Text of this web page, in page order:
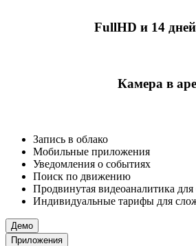
FullHD и 14
Камера в
Запись в облако
Мобильные приложения
Уведомления о событиях
Поиск по движению
Продвинутая видеоаналитика для
Индивидуальные тарифы для
Демо
Приложения